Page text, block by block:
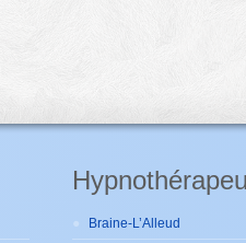
Braine-L’Alleud